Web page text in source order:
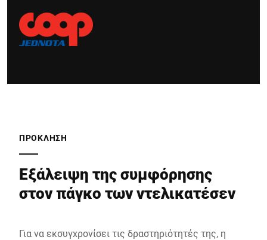
ΠΡΟΚΛΗΣΗ
Εξάλειψη της συμφόρησης
στον πάγκο των ντελικατέσεν
Για να εκσυγχρονίσει τις δραστηριότητές της, η